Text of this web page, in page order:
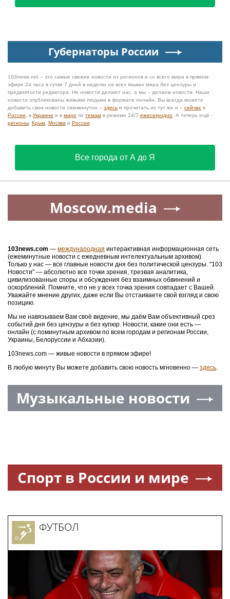
Губернаторы России
103news.net – это самые свежие новости из регионов и со всего мира в прямом
эфире 24 часа в сутки 7 дней в неделю на всех языках мира без цензуры и
предвзятости редактора. Не новости делают нас, а мы – делаем новости. Наши
новости опубликованы живыми людьми в формате онлайн. Вы всегда можете
добавить свои новости сиюминутно – здесь и прочитать их тут же и – сейчас в
России , в Украине и в мире по темам в режиме 24/7 ежесекундно . А теперь ещё -
регионы Крым Москва и Россия
Все города от А до Я
Moscow.media
103news.com — международная интерактивная информационная сеть
(ежеминутные новости с ежедневным интелектуальным архивом).
Только у нас — все главные новости дня без политической цензуры. "103
Новости" — абсолютно все точки зрения, трезвая аналитика,
цивилизованные споры и обсуждения без взаимных обвинений и
оскорблений. Помните, что не у всех точка зрения совпадает с Вашей.
Уважайте мнение других, даже если Вы отстаиваете свой взгляд и свою
позицию.
Мы не навязываем Вам своё видение, мы даём Вам объективный срез
событий дня без цензуры и без купюр. Новости, какие они есть —
онлайн (с поминутным архивом по всем городам и регионам России,
Украины, Белоруссии и Абхазии).
103news.com — живые новости в прямом эфире!
В любую минуту Вы можете добавить свою новость мгновенно — здесь.
Музыкальные новости
Спорт в России и мире
ФУТБОЛ